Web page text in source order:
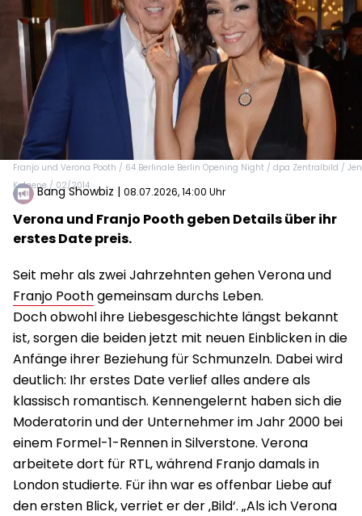
Franjo und Verona Pooth / 64 Berlinale Berlin Opening Night / dpa Zentralbild /
Kalaene / 02/2014
Bang Showbiz | 08.07.2026, 14:00 Uhr
Verona und Franjo Pooth geben Details über ihr
erstes Date preis.
Seit mehr als zwei Jahrzehnten gehen Verona und
Franjo Poothgemeinsam durchs Leben.
Doch obwohl ihre Liebesgeschichte längst bekannt
ist, sorgen die beiden jetzt mit neuen Einblicken in die
Anfänge ihrer Beziehung für Schmunzeln. Dabei wird
deutlich: Ihr erstes Date verlief alles andere als
klassisch romantisch. Kennengelernt haben sich die
Moderatorin und der Unternehmer im Jahr 2000 bei
einem Formel-1-Rennen in Silverstone. Verona
arbeitete dort für RTL, während Franjo damals in
London studierte. Für ihn war es offenbar Liebe auf
den ersten Blick, verriet er der ‚Bild‘. „Als ich Verona